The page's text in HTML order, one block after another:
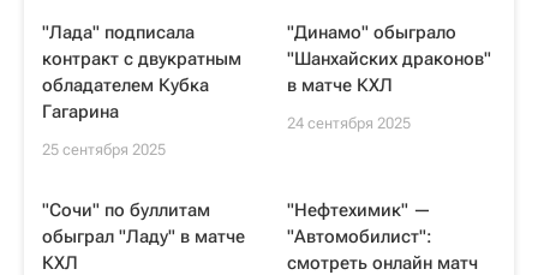
"Лада" подписала
контракт с двукратным
обладателем Кубка
Гагарина
25 сентября 2025
"Динамо" обыграло
"Шанхайских драконов"
в матче КХЛ
24 сентября 2025
"Сочи" по буллитам
обыграл "Ладу" в матче
КХЛ
"Нефтехимик" —
"Автомобилист":
смотреть онлайн матч